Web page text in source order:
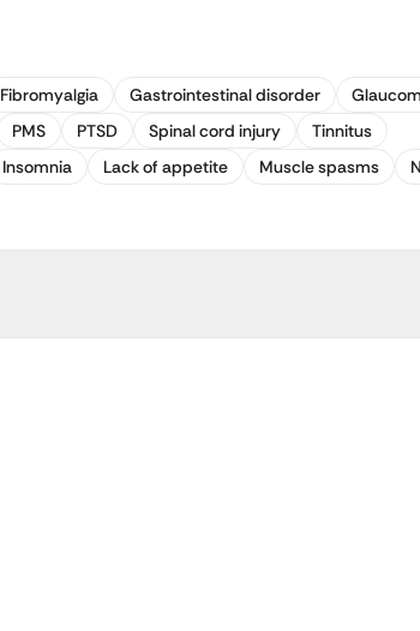
Fibromyalgia Gastrointestinal disorder
PMS PTSD Spinal cord injury
Tinnitus
Insomnia Lack of appetite Muscle spasms